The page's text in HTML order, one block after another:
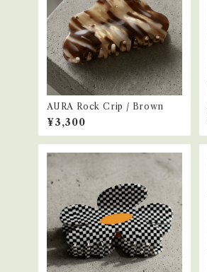
AURA Rock Crip / Brown
¥3,300